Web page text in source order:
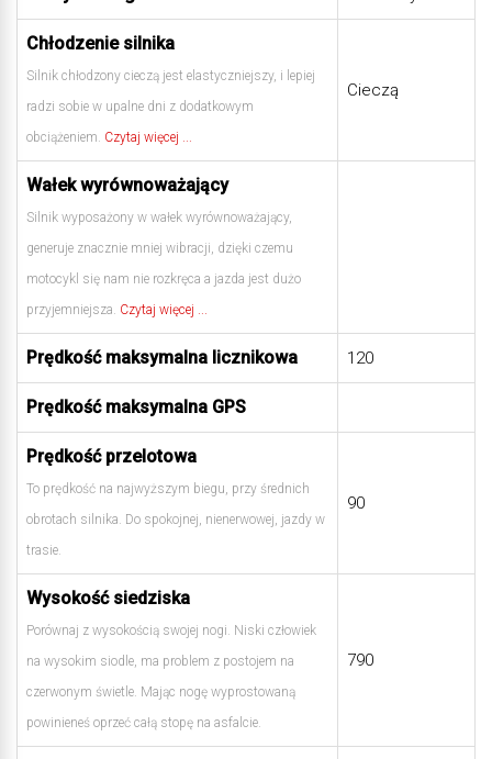
Chłodzenie silnika
Silnik chłodzony cieczą jest elastyczniejszy, i lepiej
radzi sobie w upalne dni z dodatkowym
obciążeniem. Czytaj więcej ...
Cieczą
Wałek wyrównoważający
Silnik wyposażony w wałek wyrównoważający,
generuje znacznie mniej wibracji, dzięki czemu
motocykl się nam nie rozkręca a jazda jest dużo
przyjemniejsza. Czytaj więcej ...
Prędkość maksymalna licznikowa 120
Prędkość maksymalna GPS
Prędkość przelotowa
To prędkość na najwyższym biegu, przy średnich
obrotach silnika. Do spokojnej, nienerwowej, jazdy w
trasie.
90
Wysokość siedziska
Porównaj z wysokością swojej nogi. Niski człowiek
na wysokim siodle, ma problem z postojem na
czerwonym świetle. Mając nogę wyprostowaną
powinieneś oprzeć całą stopę na asfalcie.
790